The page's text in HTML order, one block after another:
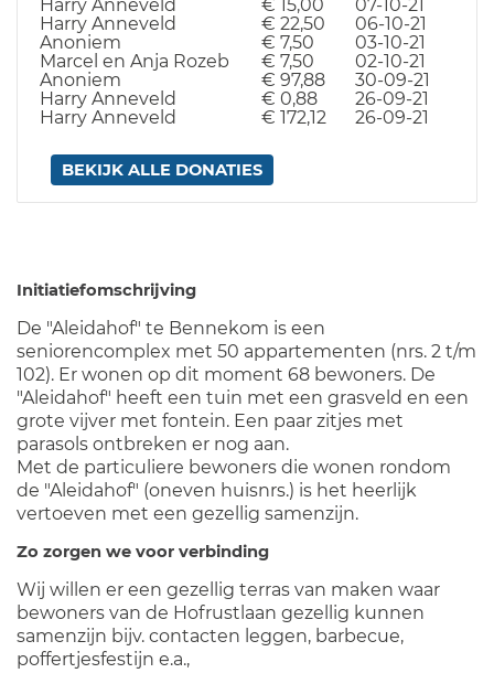
Harry Anneveld
€ 15,00
07-10-21
Harry Anneveld
€ 22,50
06-10-21
Anoniem
€ 7,50
03-10-21
Marcel en Anja Rozeb
€ 7,50
02-10-21
Anoniem
€ 97,88
30-09-21
Harry Anneveld
€ 0,88
26-09-21
Harry Anneveld
€ 172,12 26-09-21
BEKIJK ALLE DONATIES
Initiatiefomschrijving
De "Aleidahof" te Bennekom is een
seniorencomplex met 50 appartementen (nrs. 2 t/m
102). Er wonen op dit moment 68 bewoners. De
"Aleidahof" heeft een tuin met een grasveld en een
grote vijver met fontein. Een paar zitjes met
parasols ontbreken er nog aan.
Met de particuliere bewoners die wonen rondom
de "Aleidahof" (oneven huisnrs.) is het heerlijk
vertoeven met een gezellig samenzijn.
Zo zorgen we voor verbinding
Wij willen er een gezellig terras van maken waar
bewoners van de Hofrustlaan gezellig kunnen
samenzijn bijv. contacten leggen, barbecue,
poffertjesfestijn e.a.,